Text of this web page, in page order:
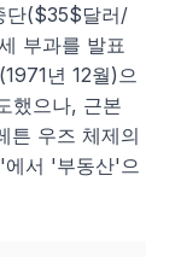
단($35$달러/
부과를 발표
년 12월)으
했으나, 근본
튼 우즈 체제의
서 '부동산'으